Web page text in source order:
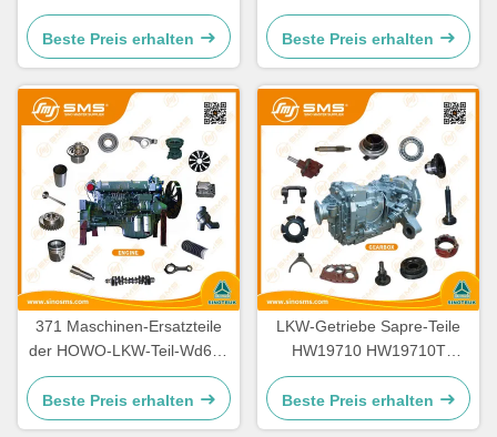
Ersatzteile Cabine
Beste Preis erhalten
Standardgröße
Beste Preis erhalten
371 Maschinen-Ersatzteile
der HOWO-LKW-Teil-Wd615
336 Maschinen-Ersatzteile
Beste Preis erhalten
LKW-Getriebe Sapre-Teile
HW19710 HW19710T
HW19712 Sinotruk Howo
Beste Preis erhalten